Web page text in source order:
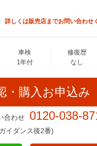
詳しくは販売店までお問い合わせ
車検
1年付
修復歴
なし
・購入お申込み
合わせ 0120-038-
イダンス後2番)